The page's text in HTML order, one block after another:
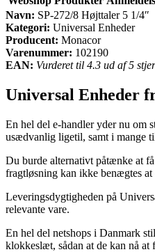
Navn: SP-272/8 Højttaler 5 1/4″
Kategori: Universal Enheder
Producent: Monacor
Varenummer: 102190
EAN: Vurderet til 4.3 ud af 5
Universal Enheder
En hel del e-handler yder nu om
usædvanlig ligetil, samt i mange
Du burde alternativt påtænke at
fragtløsning kan ikke benægtes
Leveringsdygtigheden på
relevante vare.
En hel del netshops i Danmark
klokkeslæt, sådan at de kan nå at